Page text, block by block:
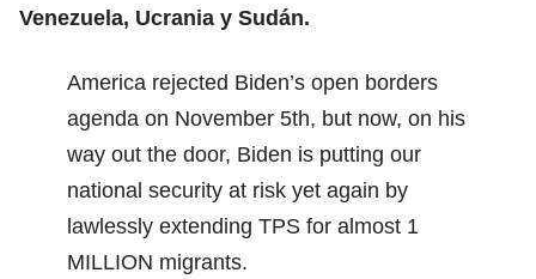
Venezuela, Ucrania y Sudán.
America rejected Biden’s open borders
agenda on November 5th, but now, on his
way out the door, Biden is putting our
national security at risk yet again by
lawlessly extending TPS for almost 1
MILLION migrants.